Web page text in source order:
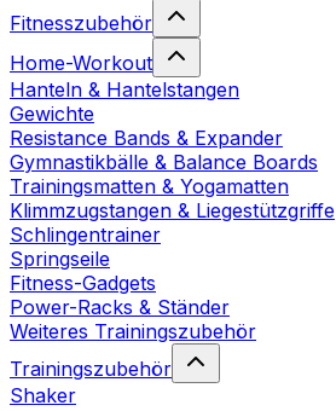
Fitnesszubehör
Home-Workout
Hanteln & Hantelstangen
Gewichte
Resistance Bands & Expander
Gymnastikbälle & Balance Boards
Trainingsmatten & Yogamatten
Klimmzugstangen & Liegestützgriffe
Schlingentrainer
Springseile
Fitness-Gadgets
Power-Racks & Ständer
Weiteres Trainingszubehör
Trainingszubehör
Shaker